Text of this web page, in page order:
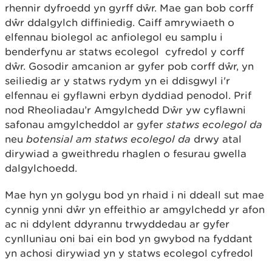
rhennir dyfroedd yn gyrff dŵr. Mae gan bob corff
dŵr ddalgylch diffiniedig. Caiff amrywiaeth o
elfennau biolegol ac anfiolegol eu samplu i
benderfynu ar statws ecolegol cyfredol y corff
dŵr. Gosodir amcanion ar gyfer pob corff dŵr, yn
seiliedig ar y statws rydym yn ei ddisgwyl i'r
elfennau ei gyflawni erbyn dyddiad penodol. Prif
nod Rheoliadau’r Amgylchedd Dŵr yw cyflawni
safonau amgylcheddol ar gyfer statws ecolegol da
neu botensial am statws ecolegol da drwy atal
dirywiad a gweithredu rhaglen o fesurau gwella
dalgylchoedd.
Mae hyn yn golygu bod yn rhaid i ni ddeall sut mae
cynnig ynni dŵr yn effeithio ar amgylchedd yr afon
ac ni ddylent ddyrannu trwyddedau ar gyfer
cynlluniau oni bai ein bod yn gwybod na fyddant
yn achosi dirywiad yn y statws ecolegol cyfredol